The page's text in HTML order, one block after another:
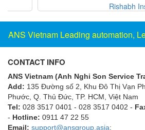
Global Encoder Vietnam
Glual
GRAVITY
Green instruments
GREYSTONE
GREYSTONE
Rishabh
ANS Vietnam Leading automation,
CONTACT INFO
ANS Vietnam (Anh Nghi Son Service
Add: 135 Đường số 2, Khu Đô Thị Vạn
Phước, Q. Thủ Đức, TP. HCM , Việt Nam
Tel: 028 3517 0401 - 028 3517 0402 -
- Hotline: 0911 47 22 55
Email: support@ansgroup.asia;